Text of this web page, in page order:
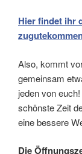
Hier findet ihr
Also, kommt
gemeinsam
jeden von
schönste Zeit
eine bessere
Die